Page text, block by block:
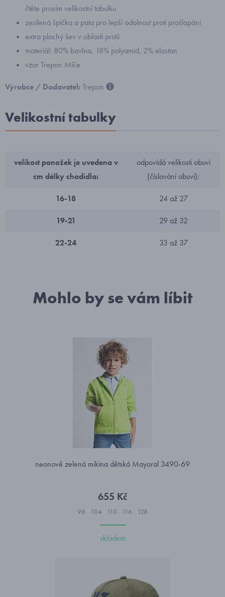
čtěte prosím velikostní tabulku
zesílená špička a pata pro lepší odolnost proti prošlapání
extra plochý šev v oblasti prstů
materiál: 80% bavlna, 18% polyamid, 2% elastan
vzor Trepon Míče
Výrobce / Dodavatel: Trepon
Velikostní tabulky
velikost ponožek je uvedena v
cm délky chodidla:
odpovídá velikosti obuvi
(číslování obuvi):
16-18 24 až 27
19-21 29 až 32
22-24 33 až 37
Mohlo by se vám líbit
neonově zelená mikina dětská Mayoral 3490-69
655 Kč
98 104 110 116 128
skladem